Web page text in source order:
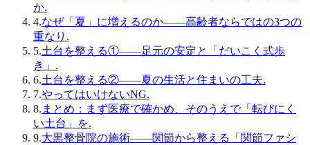
か.
4.なぜ「夏」に増えるのか——高齢者ならではの3つの
重なり.
5.土台を整える①——足元の安定と「だいこく式歩
き」.
6.土台を整える②——夏の生活と住まいの工夫.
7.やってはいけないNG.
8. まとめ：まず医療で確かめ、そのうえで「転びにく
い土台」を.
9.大黒整骨院の施術——関節から整える「関節ファシ